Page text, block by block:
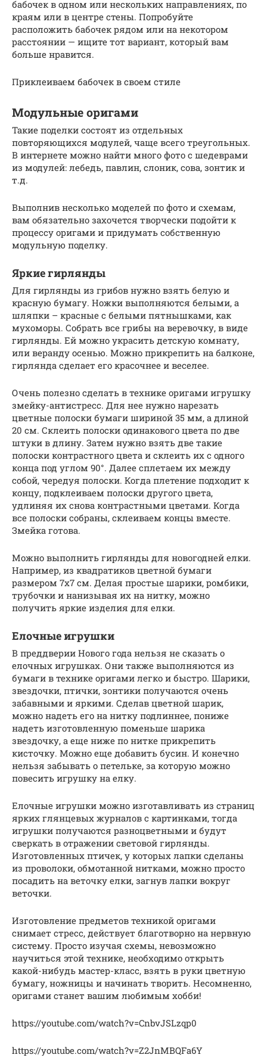
бабочек в одном или нескольких направлениях, по
краям или в центре стены. Попробуйте
расположить бабочек рядом или на некотором
расстоянии — ищите тот вариант, который вам
больше нравится.
Приклеиваем бабочек в своем стиле
Модульные оригами
Такие поделки состоят из отдельных
повторяющихся модулей, чаще всего треугольных.
В интернете можно найти много фото с шедеврами
из модулей: лебедь, павлин, слоник, сова, зонтик и
т.д.
Выполнив несколько моделей по фото и схемам,
вам обязательно захочется творчески подойти к
процессу оригами и придумать собственную
модульную поделку.
Яркие гирлянды
Для гирлянды из грибов нужно взять белую и
красную бумагу. Ножки выполняются белыми, а
шляпки – красные с белыми пятнышками, как
мухоморы. Собрать все грибы на веревочку, в виде
гирлянды. Ей можно украсить детскую комнату,
или веранду осенью. Можно прикрепить на балконе,
гирлянда сделает его красочнее и веселее.
Очень полезно сделать в технике оригами игрушку
змейку-антистресс. Для нее нужно нарезать
цветные полоски бумаги шириной 35 мм, а длиной
20 см. Склеить полоски одинакового цвета по две
штуки в длину. Затем нужно взять две такие
полоски контрастного цвета и склеить их с одного
конца под углом 90°. Далее сплетаем их между
собой, чередуя полоски. Когда плетение подходит к
концу, подклеиваем полоски другого цвета,
удлиняя их снова контрастными цветами. Когда
все полоски собраны, склеиваем концы вместе.
Змейка готова.
Можно выполнить гирлянды для новогодней елки.
Например, из квадратиков цветной бумаги
размером 7х7 см. Делая простые шарики, ромбики,
трубочки и нанизывая их на нитку, можно
получить яркие изделия для елки.
Елочные игрушки
В преддверии Нового года нельзя не сказать о
елочных игрушках. Они также выполняются из
бумаги в технике оригами легко и быстро. Шарики,
звездочки, птички, зонтики получаются очень
забавными и яркими. Сделав цветной шарик,
можно надеть его на нитку подлиннее, пониже
надеть изготовленную поменьше шарика
звездочку, а еще ниже по нитке прикрепить
кисточку. Можно еще добавить бусин. И конечно
нельзя забывать о петельке, за которую можно
повесить игрушку на елку.
Елочные игрушки можно изготавливать из страниц
ярких глянцевых журналов с картинками, тогда
игрушки получаются разноцветными и будут
сверкать в отражении световой гирлянды.
Изготовленных птичек, у которых лапки сделаны
из проволоки, обмотанной нитками, можно просто
посадить на веточку елки, загнув лапки вокруг
веточки.
Изготовление предметов техникой оригами
снимает стресс, действует благотворно на нервную
систему. Просто изучая схемы, невозможно
научиться этой технике, необходимо открыть
какой-нибудь мастер-класс, взять в руки цветную
бумагу, ножницы и начинать творить. Несомненно,
оригами станет вашим любимым хобби!
https://youtube.com/watch?v=CnbvJSLzqp0
https://youtube.com/watch?v=Z2JnMBQFa6Y